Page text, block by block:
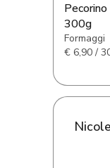
300g
Formaggi
€ 6,90 /